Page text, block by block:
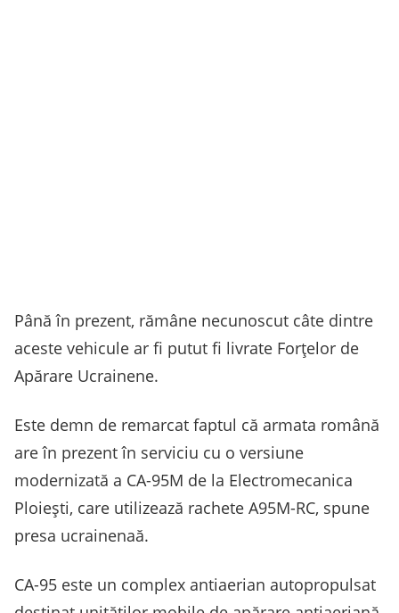
Până în prezent, rămâne necunoscut câte dintre
aceste vehicule ar fi putut fi livrate Forțelor de
Apărare Ucrainene.
Este demn de remarcat faptul că armata română
are în prezent în serviciu cu o versiune
modernizată a CA-95M de la Electromecanica
Ploiești, care utilizează rachete A95M-RC, spune
presa ucrainenaă.
CA-95 este un complex antiaerian autopropulsat